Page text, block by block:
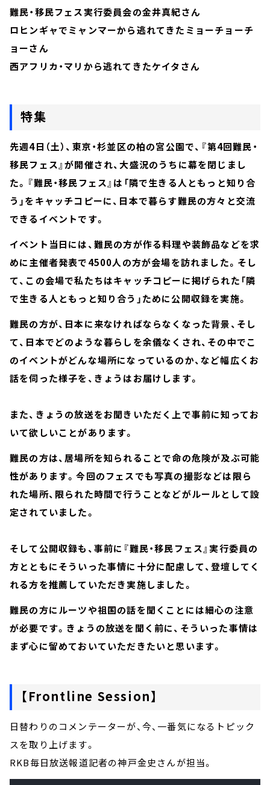
難民・移民フェス実行委員会の金井真紀さん
ロヒンギャでミャンマーから逃れてきたミョーチョーチ
ョーさん
西アフリカ・マリから逃れてきたケイタさん
特集
先週4日（土）、東京・杉並区の柏の宮公園で、『第4回難民・
移民フェス』が開催され、大盛況のうちに幕を閉じまし
た。『難民・移民フェス』は「隣で生きる人ともっと知り合
う」をキャッチコピーに、日本で暮らす難民の方々と交流
できるイベントです。
イベント当日には、難民の方が作る料理や装飾品などを求
めに主催者発表で4500人の方が会場を訪れました。そし
て、この会場で私たちはキャッチコピーに掲げられた「隣
で生きる人ともっと知り合う」ために公開収録を実施。
難民の方が、日本に来なければならなくなった背景、そし
て、日本でどのような暮らしを余儀なくされ、その中でこ
のイベントがどんな場所になっているのか、など幅広くお
話を伺った様子を、きょうはお届けします。
また、きょうの放送をお聞きいただく上で事前に知ってお
いて欲しいことがあります。
難民の方は、居場所を知られることで命の危険が及ぶ可能
性があります。今回のフェスでも写真の撮影などは限ら
れた場所、限られた時間で行うことなどがルールとして設
定されていました。
そして公開収録も、事前に『難民・移民フェス』実行委員の
方とともにそういった事情に十分に配慮して、登壇してく
れる方を推薦していただき実施しました。
難民の方にルーツや祖国の話を聞くことには細心の注意
が必要です。きょうの放送を聞く前に、そういった事情は
まず心に留めておいていただきたいと思います。
【Frontline Session】
日替わりのコメンテーターが、今、一番気になるトピック
スを取り上げます。
RKB毎日放送報道記者の神戸金史さんが担当。